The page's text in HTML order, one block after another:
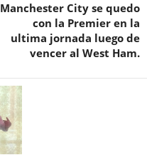
Manchester City se quedo
con la Premier en la
ultima jornada luego de
vencer al West Ham.